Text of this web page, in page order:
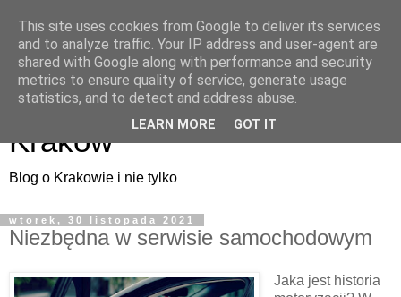
ArtMuza - artystyczny
Kraków
Blog o Krakowie i nie tylko
wtorek, 30 listopada 2021
Niezbędna w serwisie samochodowym
Jaka jest historia
This site uses cookies from Google to deliver its services
and to analyze traffic. Your IP address and user-agent are
shared with Google along with performance and security
metrics to ensure quality of service, generate usage
statistics, and to detect and address abuse.
LEARN MORE GOT IT